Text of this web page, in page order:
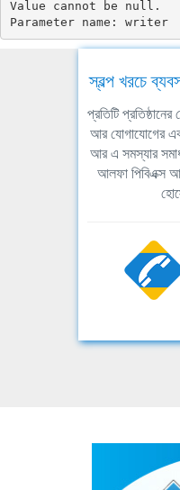
Value cannot be null.
Parameter name: writer
স্বল্প খরচে
প্রতিটি
আর যোগাযোগের
আর এ সমস্যার
আলফা পিবিএক্স